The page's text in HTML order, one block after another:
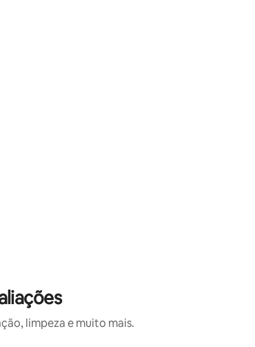
dedo na tela.
limpeza e muito mais.